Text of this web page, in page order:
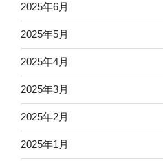
2025年6月
2025年5月
2025年4月
2025年3月
2025年2月
2025年1月